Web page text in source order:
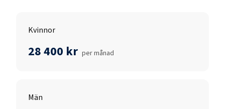
Kvinnor
28 400 kr per månad
Män